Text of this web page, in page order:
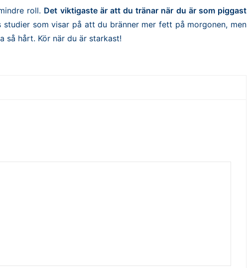
roll. Det viktigaste är att du tränar när du är som piggast
studier som visar på att du bränner mer fett på morgonen, men
så hårt. Kör när du är starkast!